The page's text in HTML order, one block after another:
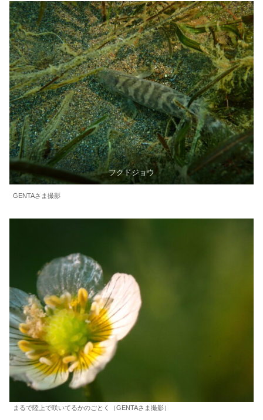
フクドジョウ
GENTAさま撮影
まるで陸上で咲いてるかのごとく（GENTAさま撮影）